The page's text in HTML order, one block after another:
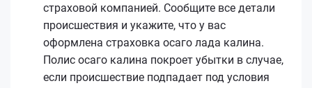
страховой компанией. Сообщите все детали
происшествия и укажите, что у вас
оформлена страховка осаго лада калина.
Полис осаго калина покроет убытки в случае,
если происшествие подпадает под условия